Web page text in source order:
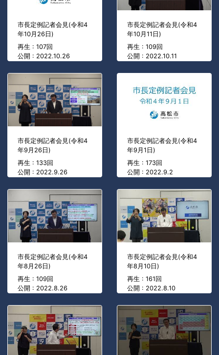
市長定例記者会見(令和4
年10月26日)
再生 : 107回
公開 : 2022.10.26
市長定例記者会見(令和4
年10月11日)
再生 : 109回
公開 : 2022.10.11
市長定例記者会見(令和4
年9月26日)
再生 : 133回
公開 : 2022.9.26
市長定例記者会見(令和4
年9月1日)
再生 : 173回
公開 : 2022.9.2
市長定例記者会見(令和4
年8月26日)
再生 : 109回
公開 : 2022.8.26
市長定例記者会見(令和4
年8月10日)
再生 : 161回
公開 : 2022.8.10